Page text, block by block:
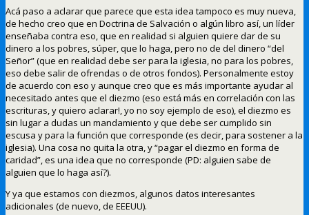
Acá paso a aclarar que parece que esta idea tampoco es muy nueva,
de hecho creo que en Doctrina de Salvación o algún libro así, un líder
enseñaba contra eso, que en realidad si alguien quiere dar de su
dinero a los pobres, súper, que lo haga, pero no de del dinero “del
Señor” (que en realidad debe ser para la iglesia, no para los pobres,
eso debe salir de ofrendas o de otros fondos). Personalmente estoy
de acuerdo con eso y aunque creo que es más importante ayudar al
necesitado antes que el diezmo (eso está más en correlación con las
escrituras, y quiero aclarar!, yo no soy ejemplo de eso), el diezmo es
sin lugar a dudas un mandamiento y que debe ser cumplido sin
escusa y para la función que corresponde (es decir, para sostener a la
iglesia). Una cosa no quita la otra, y “pagar el diezmo en forma de
caridad”, es una idea que no corresponde (PD: alguien sabe de
alguien que lo haga así?).
Y ya que estamos con diezmos, algunos datos interesantes
adicionales (de nuevo, de EEEUU).